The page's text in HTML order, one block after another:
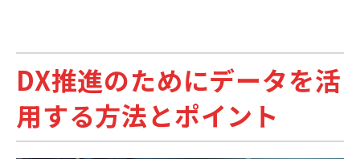
DX推進のためにデータを活
用する方法とポイント